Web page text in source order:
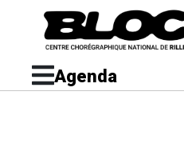
Agenda